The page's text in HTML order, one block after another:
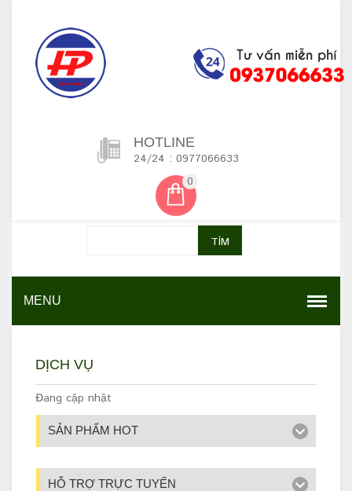
HOTLINE
24/24 : 0977066633
0
TÌM
MENU
DỊCH VỤ
Đang cập nhật
SẢN PHẨM HOT
HỖ TRỢ TRỰC TUYẾN